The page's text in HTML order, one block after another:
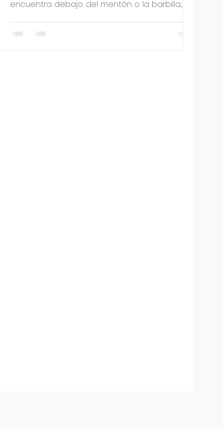
encuentra debajo del mentón o la barbilla,